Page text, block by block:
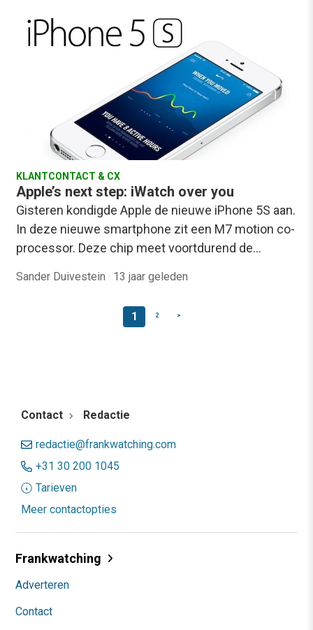
KLANTCONTACT & CX
Apple’s next step: iWatch over you
Gisteren kondigde Apple de nieuwe iPhone 5S aan.
In deze nieuwe smartphone zit een M7 motion co-
processor. Deze chip meet voortdurend de…
Sander Duivestein · 13 jaar geleden
1 2 >
Contact Redactie
redactie@frankwatching.com
+31 30 200 1045
Tarieven
Meer contactopties
Frankwatching
Adverteren
Contact